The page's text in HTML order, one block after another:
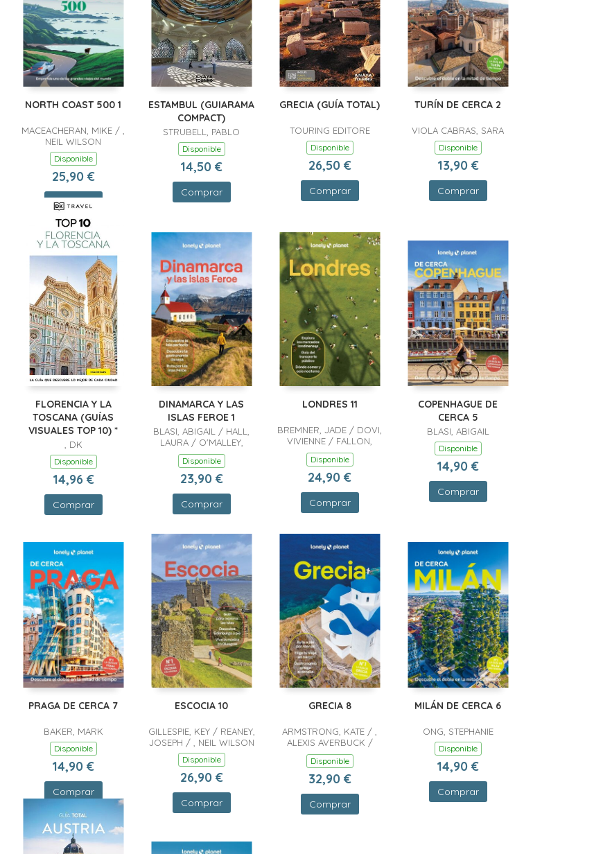
NORTH COAST 500 1
MACEACHERAN, MIKE / ,
NEIL WILSON
Disponible
25,90 €
Comprar
ESTAMBUL (GUIARAMA
COMPACT)
STRUBELL, PABLO
Disponible
14,50 €
Comprar
GRECIA (GUÍA TOTAL)
TOURING EDITORE
Disponible
26,50 €
Comprar
TURÍN DE CERCA 2
VIOLA CABRAS, SARA
Disponible
13,90 €
Comprar
FLORENCIA Y LA
TOSCANA (GUÍAS
VISUALES TOP 10) *
, DK
Disponible
14,96 €
Comprar
DINAMARCA Y LAS
ISLAS FEROE 1
BLASI, ABIGAIL / HALL,
LAURA / O'MALLEY,
THOMAS
Disponible
23,90 €
Comprar
LONDRES 11
BREMNER, JADE / DOVI,
VIVIENNE / FALLON,
STEVE / HUSSAIN,
THARIK / WONG, JAMES
/ WRESSELL, TAMSIN
Disponible
24,90 €
Comprar
COPENHAGUE DE
CERCA 5
BLASI, ABIGAIL
Disponible
14,90 €
Comprar
PRAGA DE CERCA 7
BAKER, MARK
Disponible
14,90 €
Comprar
ESCOCIA 10
GILLESPIE, KEY / REANEY,
JOSEPH / , NEIL WILSON
Disponible
26,90 €
Comprar
GRECIA 8
ARMSTRONG, KATE / ,
ALEXIS AVERBUCK /
BERKMOES, RYAN VER /
IATROU, HELEN / MARIC,
VESNA / , ANDREA
SCHULTE-PEEVERS /
SOULI, SARAH
Disponible
32,90 €
Comprar
MILÁN DE CERCA 6
ONG, STEPHANIE
Disponible
14,90 €
Comprar